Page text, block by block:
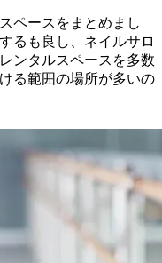
ペースをまとめまし
るも良し、ネイルサロ
ンタルスペースを多数
る範囲の場所が多いの